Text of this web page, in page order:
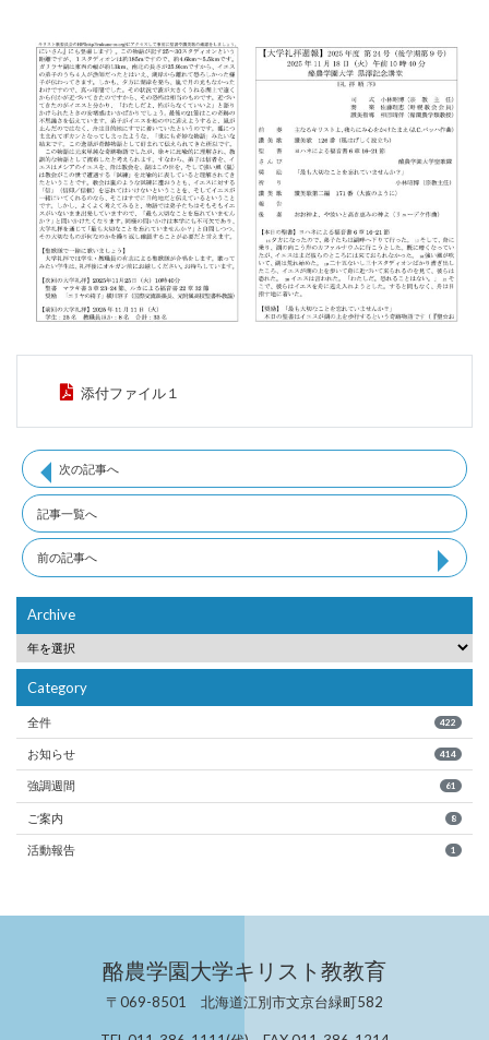
添付ファイル１
次の記事へ
記事一覧へ
前の記事へ
Archive
Category
全件 422
お知らせ 414
強調週間 61
ご案内 8
活動報告 1
酪農学園大学キリスト教教育
〒069-8501 北海道江別市文京台緑町582